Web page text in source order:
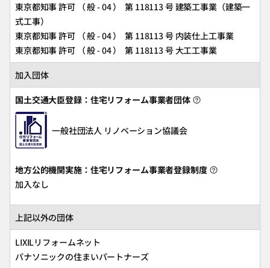
東京都知事 許可 （ 般 - 04 ） 第 118113 号 建築工事業（建築一
式工事）
東京都知事 許可 （ 般 - 04 ） 第 118113 号 内装仕上工事業
東京都知事 許可 （ 般 - 04 ） 第 118113 号 大工工事業
加入団体
国土交通大臣登録：住宅リフォーム事業者団体
一般社団法人 リノベーション協議会
地方公的機関実施：住宅リフォーム事業者登録制度
加入なし
上記以外の団体
LIXILリフォームネット
パナソニックの住まいパートナーズ